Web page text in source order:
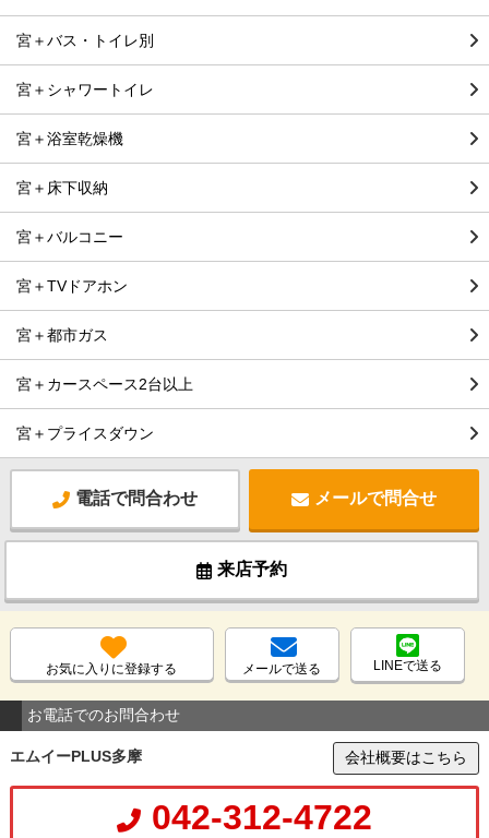
宮＋バス・トイレ別
宮＋シャワートイレ
宮＋浴室乾燥機
宮＋床下収納
宮＋バルコニー
宮＋TVドアホン
宮＋都市ガス
宮＋カースペース2台以上
宮＋プライスダウン
電話で問合わせ メールで問合せ
来店予約
お気に入りに登録する メールで送る LINEで送る
お電話でのお問合わせ
エムイーPLUS多摩 会社概要はこちら
042-312-4722